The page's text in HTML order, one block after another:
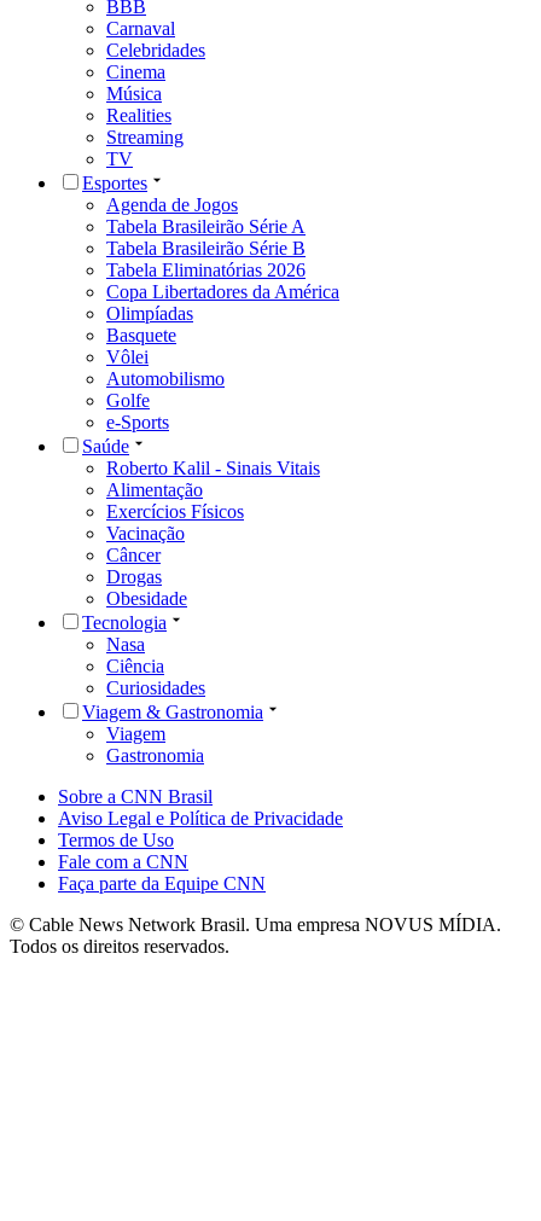
BBB
Carnaval
Celebridades
Cinema
Música
Realities
Streaming
TV
Esportes
Agenda de Jogos
Tabela Brasileirão Série A
Tabela Brasileirão Série B
Tabela Eliminatórias 2026
Copa Libertadores da América
Olimpíadas
Basquete
Vôlei
Automobilismo
Golfe
e-Sports
Saúde
Roberto Kalil - Sinais Vitais
Alimentação
Exercícios Físicos
Vacinação
Câncer
Drogas
Obesidade
Tecnologia
Nasa
Ciência
Curiosidades
Viagem & Gastronomia
Viagem
Gastronomia
Sobre a CNN Brasil
Aviso Legal e Política de Privacidade
Termos de Uso
Fale com a CNN
Faça parte da Equipe CNN
© Cable News Network Brasil. Uma empresa NOVUS MÍDIA.
Todos os direitos reservados.